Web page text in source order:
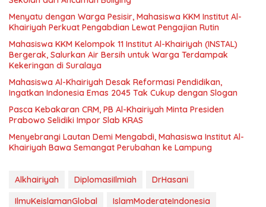
Menyatu dengan Warga Pesisir, Mahasiswa KKM Institut Al-
Khairiyah Perkuat Pengabdian Lewat Pengajian Rutin
Mahasiswa KKM Kelompok 11 Institut Al-Khairiyah (INSTAL)
Bergerak, Salurkan Air Bersih untuk Warga Terdampak
Kekeringan di Suralaya
Mahasiswa Al-Khairiyah Desak Reformasi Pendidikan,
Ingatkan Indonesia Emas 2045 Tak Cukup dengan Slogan
Pasca Kebakaran CRM, PB Al-Khairiyah Minta Presiden
Prabowo Selidiki Impor Slab KRAS
Menyebrangi Lautan Demi Mengabdi, Mahasiswa Institut Al-
Khairiyah Bawa Semangat Perubahan ke Lampung
Alkhairiyah DiplomasiIlmiah
DrHasani
IlmuKeislamanGlobal
IslamModerateIndonesia